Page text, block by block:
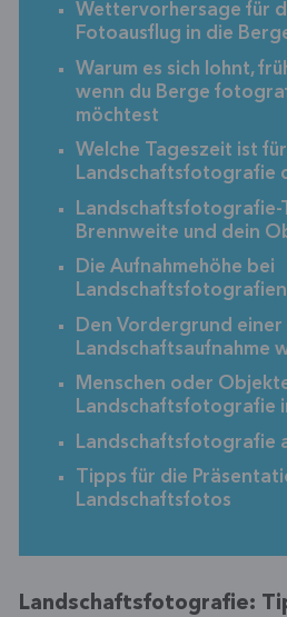
Wettervorhersage für
Fotoausflug in die
Warum es sich lohnt,
wenn du Berge
möchtest
Welche Tageszeit ist für
Landschaftsfotografie
Landschaftsfotografie-
Brennweite und dein
Die Aufnahmehöhe bei
Landschaftsfotografien
Den Vordergrund einer
Landschaftsaufnahme
Menschen oder
Landschaftsfotografie
Landschaftsfotografie
Tipps für die
Landschaftsfotos
Landschaftsfotografie: